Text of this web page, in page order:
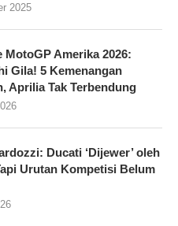
2025
MotoGP Amerika 2026:
Gila! 5 Kemenangan
Aprilia Tak Terbendung
Ducati ‘Dijewer’ oleh
Urutan Kompetisi Belum